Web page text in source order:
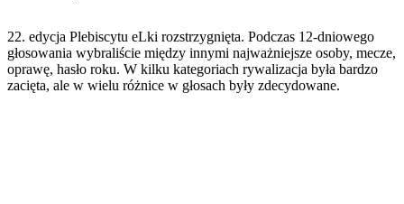
22. edycja Plebiscytu eLki rozstrzygnięta. Podczas 12-dniowego
głosowania wybraliście między innymi najważniejsze osoby, mecze,
oprawę, hasło roku. W kilku kategoriach rywalizacja była bardzo
zacięta, ale w wielu różnice w głosach były zdecydowane.